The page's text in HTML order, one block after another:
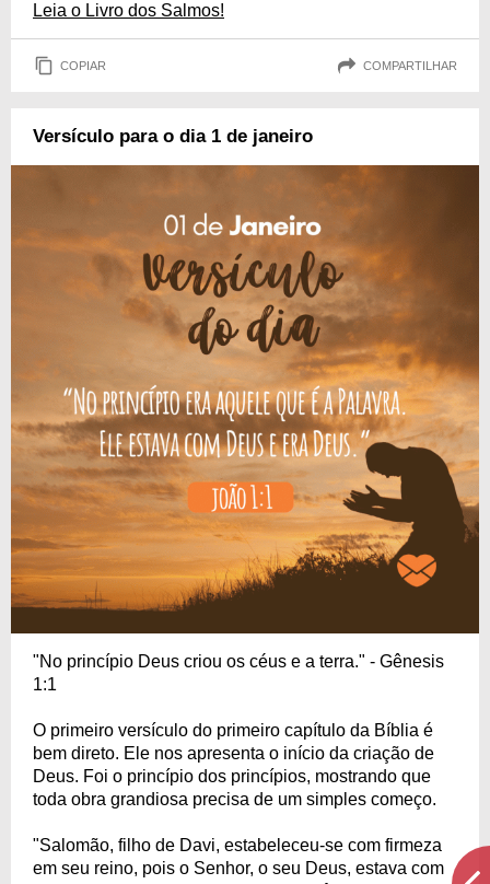
Leia o Livro dos Salmos!
COPIAR COMPARTILHAR
Versículo para o dia 1 de janeiro
"No princípio Deus criou os céus e a terra." - Gênesis
1:1
O primeiro versículo do primeiro capítulo da Bíblia é
bem direto. Ele nos apresenta o início da criação de
Deus. Foi o princípio dos princípios, mostrando que
toda obra grandiosa precisa de um simples começo.
"Salomão, filho de Davi, estabeleceu-se com firmeza
em seu reino, pois o Senhor, o seu Deus, estava com